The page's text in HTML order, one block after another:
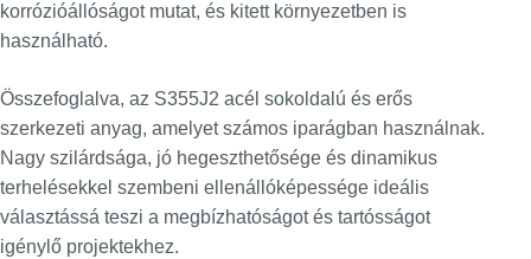
korrózióállóságot mutat, és kitett környezetben is
használható.
Összefoglalva, az S355J2 acél sokoldalú és erős
szerkezeti anyag, amelyet számos iparágban használnak.
Nagy szilárdsága, jó hegeszthetősége és dinamikus
terhelésekkel szembeni ellenállóképessége ideális
választássá teszi a megbízhatóságot és tartósságot
igénylő projektekhez.